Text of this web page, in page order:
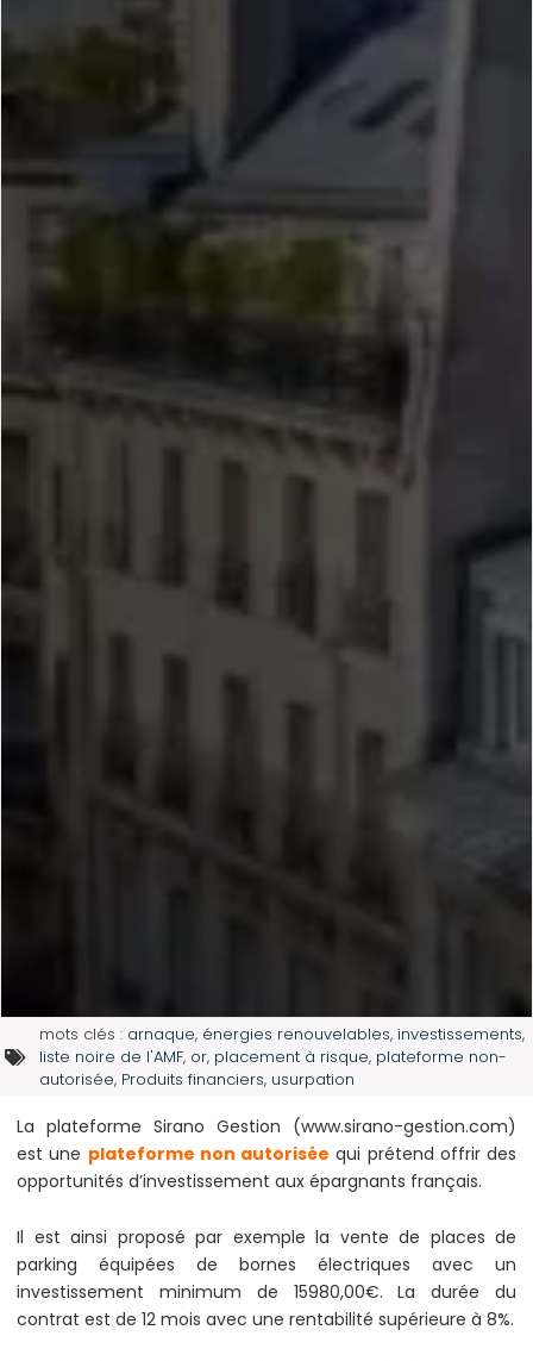
mots clés : arnaque, énergies renouvelables, investissements,
liste noire de l'AMF, or, placement à risque, plateforme non-
autorisée, Produits financiers, usurpation
La plateforme Sirano Gestion (www.sirano-gestion.com)
est une plateforme non autorisée qui prétend offrir des
opportunités d’investissement aux épargnants français.
Il est ainsi proposé par exemple la vente de places de
parking équipées de bornes électriques avec un
investissement minimum de 15980,00€. La durée du
contrat est de 12 mois avec une rentabilité supérieure à 8%.